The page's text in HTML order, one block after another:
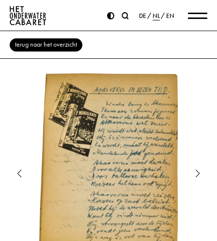
DE NL EN
terug naar het overzicht